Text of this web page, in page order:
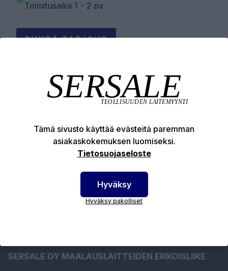
Toimitusaika 1 - 2 pv
PYYDÄ TARJOUS
LISÄÄ OSTOSKORIIN
Tuotekuvaus
SERSALE OY MAALAUSLAITTEIDEN ERIKOISLIIKE
Tämä sivusto käyttää evästeitä paremman
asiakaskokemuksen luomiseksi.
Tietosuojaseloste
Hyväksy
Hyväksy pakolliset